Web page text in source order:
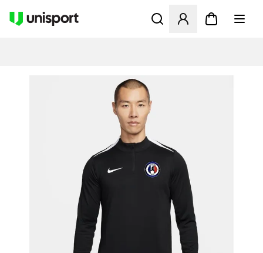
Åbner en Modal til at